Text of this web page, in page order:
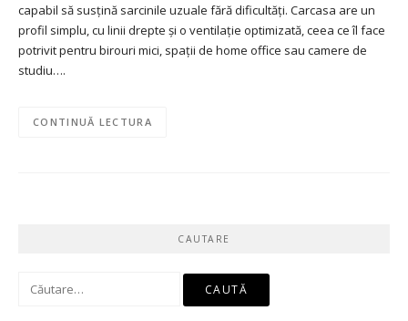
capabil să susțină sarcinile uzuale fără dificultăți. Carcasa are un
profil simplu, cu linii drepte și o ventilație optimizată, ceea ce îl face
potrivit pentru birouri mici, spații de home office sau camere de
studiu….
CONTINUĂ LECTURA
CAUTARE
Caută